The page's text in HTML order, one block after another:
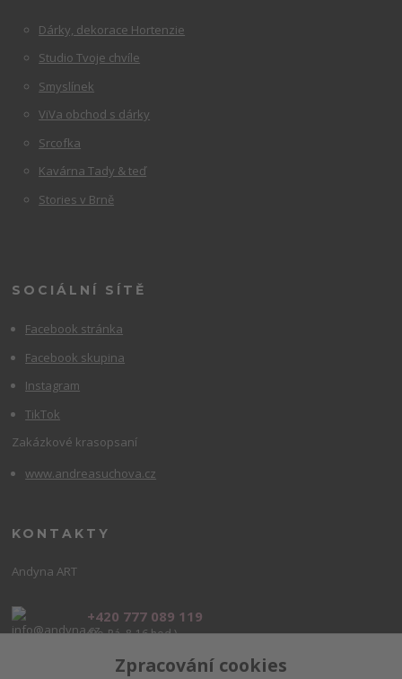
Dárky, dekorace Hortenzie
Studio Tvoje chvíle
Smyslínek
ViVa obchod s dárky
Srcofka
Kavárna Tady & teď
Stories v Brně
SOCIÁLNÍ SÍTĚ
Facebook stránka
Facebook skupina
Instagram
TikTok
Zakázkové krasopsaní
www.andreasuchova.cz
KONTAKTY
Andyna ART
+420 777 089 119
(Po-Pá, 8-16 hod.)
info@andyna.czZpracování cookies